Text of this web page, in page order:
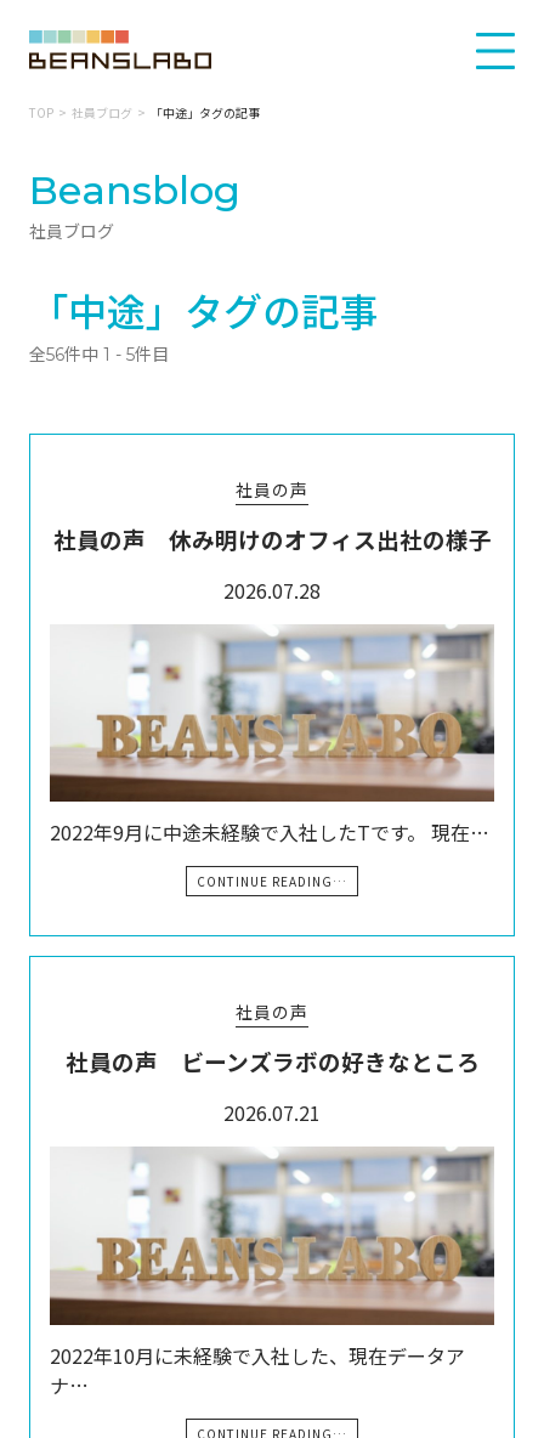
TOP 社員ブログ 「中途」タグの記事
Beansblog
社員ブログ
「中途」タグの記事
全56件中 1 - 5件目
社員の声
社員の声 休み明けのオフィス出社の様子
2026.07.28
2022年9月に中途未経験で入社したTです。 現在…
CONTINUE READING…
社員の声
社員の声 ビーンズラボの好きなところ
2026.07.21
2022年10月に未経験で入社した、現在データア
ナ…
CONTINUE READING…